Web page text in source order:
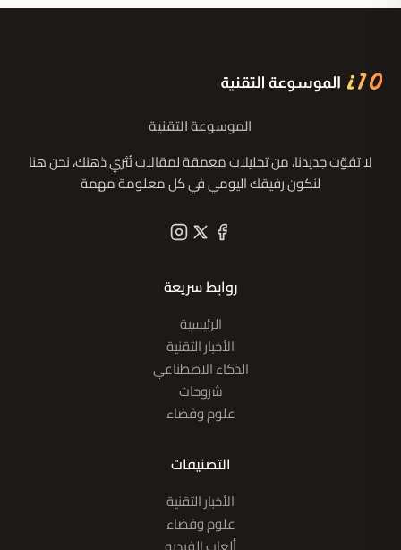
الموسوعة التقنية
لا تفوّت جديدنا، من تحليلات معمقة لمقالات تُثري ذهنك، نحن هنا
لنكون رفيقك اليومي في كل معلومة مهمة
روابط سريعة
الرئيسية
الأخبار التقنية
الذكاء الاصطناعي
شروحات
علوم وفضاء
التصنيفات
الأخبار التقنية
علوم وفضاء